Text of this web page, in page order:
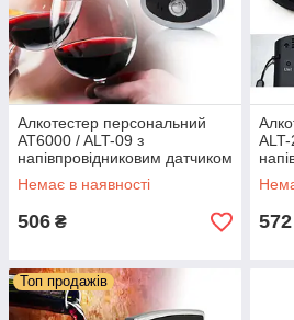
Алкотестер персональний
AT6000 / ALT-09 з
напівпровідниковим датчиком
та мундштуками
Немає в наявності
506 ₴
ALT-
і
572
Топ продажів